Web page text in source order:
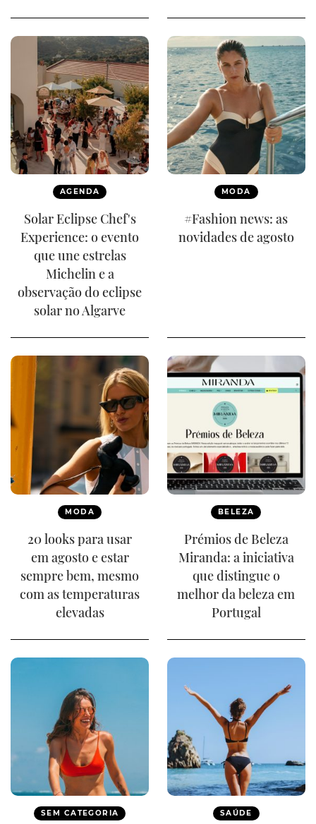
AGENDA
Solar Eclipse Chef's
Experience: o evento
que une estrelas
Michelin e a
observação do eclipse
solar no Algarve
MODA
#Fashion news: as
novidades de agosto
MODA
20 looks para usar
em agosto e estar
sempre bem, mesmo
com as temperaturas
elevadas
BELEZA
Prémios de Beleza
Miranda: a iniciativa
que distingue o
melhor da beleza em
Portugal
SEM CATEGORIA SAÚDE